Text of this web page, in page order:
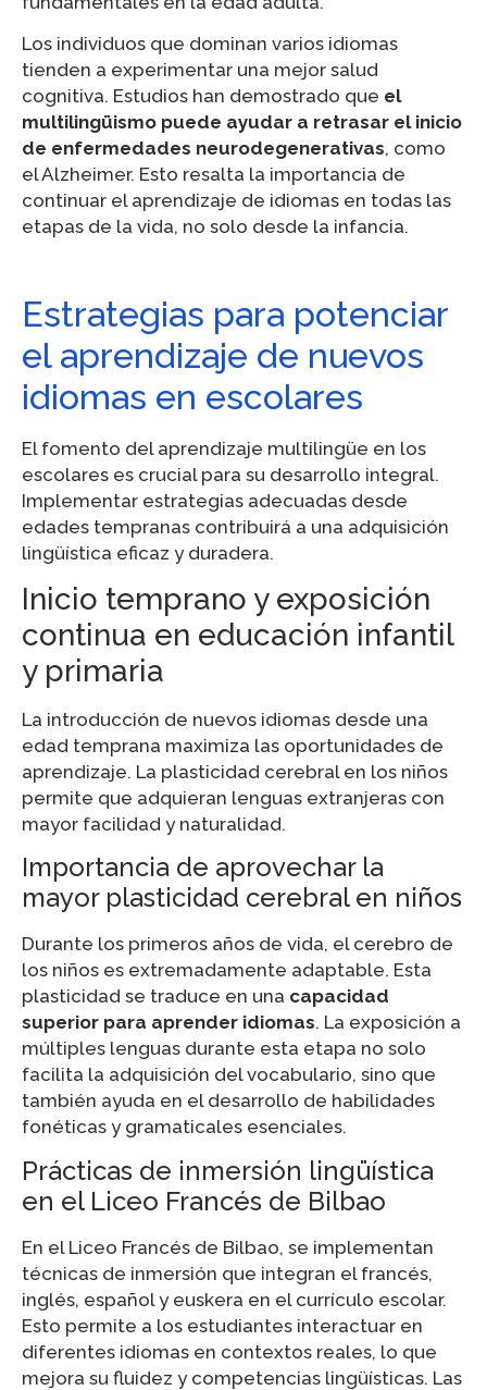
Los individuos que dominan varios idiomas
tienden a experimentar una mejor salud
cognitiva. Estudios han demostrado que el
multilingüismo puede ayudar a retrasar el inicio
de enfermedades neurodegenerativas, como
el Alzheimer. Esto resalta la importancia de
continuar el aprendizaje de idiomas en todas las
etapas de la vida, no solo desde la infancia.
Estrategias para potenciar
el aprendizaje de nuevos
idiomas en escolares
El fomento del aprendizaje multilingüe en los
escolares es crucial para su desarrollo integral.
Implementar estrategias adecuadas desde
edades tempranas contribuirá a una adquisición
lingüística eficaz y duradera.
Inicio temprano y exposición
continua en educación infantil
y primaria
La introducción de nuevos idiomas desde una
edad temprana maximiza las oportunidades de
aprendizaje. La plasticidad cerebral en los niños
permite que adquieran lenguas extranjeras con
mayor facilidad y naturalidad.
Importancia de aprovechar la
mayor plasticidad cerebral en niños
Durante los primeros años de vida, el cerebro de
los niños es extremadamente adaptable. Esta
plasticidad se traduce en una capacidad
superior para aprender idiomas. La exposición a
múltiples lenguas durante esta etapa no solo
facilita la adquisición del vocabulario, sino que
también ayuda en el desarrollo de habilidades
fonéticas y gramaticales esenciales.
Prácticas de inmersión lingüística
en el Liceo Francés de Bilbao
En el Liceo Francés de Bilbao, se implementan
técnicas de inmersión que integran el francés,
inglés, español y euskera en el currículo escolar.
Esto permite a los estudiantes interactuar en
diferentes idiomas en contextos reales, lo que
mejora su fluidez y competencias lingüísticas. Las